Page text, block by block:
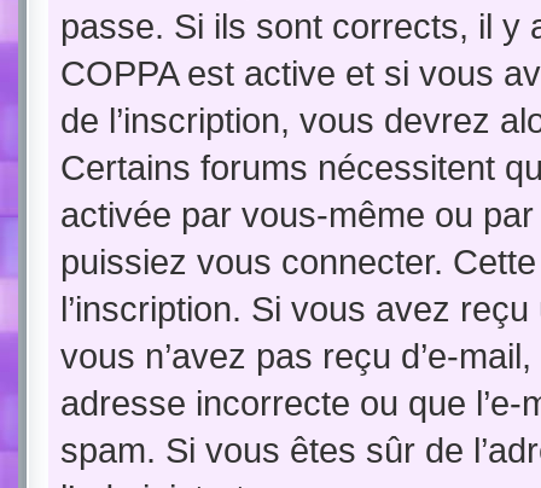
passe. Si ils sont corrects, il y
COPPA est active et si vous
de l’inscription, vous devrez
Certains forums nécessitent
activée par vous-même ou
puissiez vous connecter.
l’inscription. Si vous avez
vous n’avez pas reçu d’e-
adresse incorrecte ou que
spam. Si vous êtes sûr de